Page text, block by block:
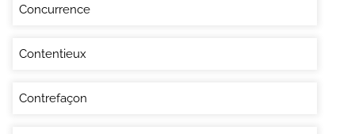
Concurrence
Contentieux
Contrefaçon